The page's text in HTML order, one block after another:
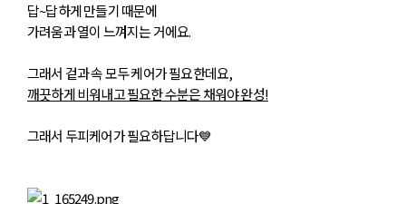
답~답하게 만들기 때문에
가려움과 열이 느껴지는 거에요.
그래서 겉과 속 모두 케어가 필요한데요,
깨끗하게 비워내고 필요한 수분은 채워야 완성!
그래서 두피케어가 필요하답니다💙